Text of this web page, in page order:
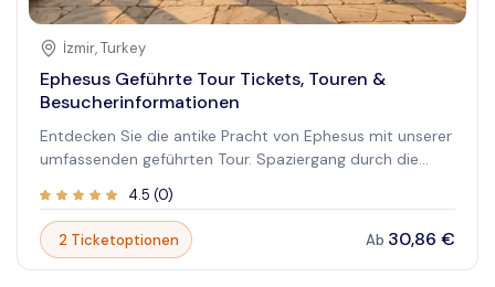
İzmir,Turkey
Ephesus Geführte Tour Tickets, Touren &
Besucherinformationen
Entdecken Sie die antike Pracht von Ephesus mit unserer
umfassenden geführten Tour. Spaziergang durch die
archäologischen Stätten in der Türkei erkunden. Dieses
Erlebnis lädt Sie ein, in das reiche kulturelle Erbe
einzutauchen und staunen Sie über die Ruinen, die
Geschichten vergangener Jahrhunderte erzählen.
4.5 (0)
2 Ticketoptionen Ab 30,86 €